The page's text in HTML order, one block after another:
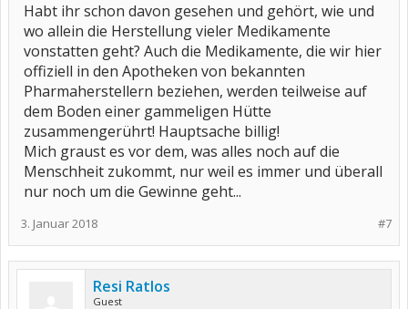
Habt ihr schon davon gesehen und gehört, wie und
wo allein die Herstellung vieler Medikamente
vonstatten geht? Auch die Medikamente, die wir hier
offiziell in den Apotheken von bekannten
Pharmaherstellern beziehen, werden teilweise auf
dem Boden einer gammeligen Hütte
zusammengerührt! Hauptsache billig!
Mich graust es vor dem, was alles noch auf die
Menschheit zukommt, nur weil es immer und überall
nur noch um die Gewinne geht...
#7
3. Januar 2018
Resi Ratlos
Guest